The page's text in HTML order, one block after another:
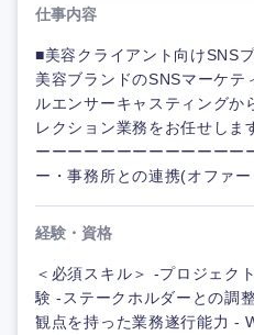
仕事内容
■美容クライアント向けSNS
美容ブランドのSNSマーケテ
ルエンサーキャスティングか
レクション業務をお任せしま
ーーーーーーーーーーーーー
ー・事務所との連携(オファー
経験・資格
＜必須スキル＞ -プロジェク
験 -ステークホルダーとの調
観点を持った業務遂行能力 -